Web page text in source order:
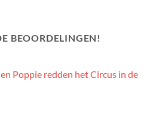
BEOORDELINGEN!
Poppie redden het Circus in de